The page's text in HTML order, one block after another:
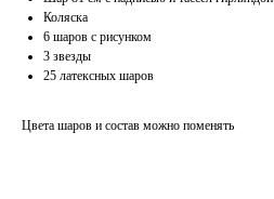
Коляска
6 шаров с рисунком
3 звезды
25 латексных шаров
Цвета шаров и состав можно поменять